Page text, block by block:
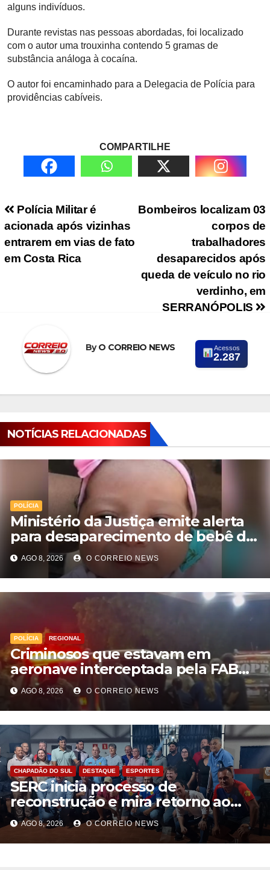
alguns indivíduos.
Durante revistas nas pessoas abordadas, foi localizado
com o autor uma trouxinha contendo 5 gramas de
substância análoga à cocaína.
O autor foi encaminhado para a Delegacia de Polícia para
providências cabíveis.
COMPARTILHE
Navegação de PostBombeiros localizam 03
corpos de
trabalhadores
desaparecidos após
queda de veículo no rio
verdinho, em
SERRANÓPOLIS
Polícia Militar é
acionada após vizinhas
entrarem em vias de fato
em Costa Rica
ByO CORREIO NEWS Acessos
2.287
NOTÍCIAS RELACIONADAS
POLÍCIA
Ministério da Justiça emite alerta
para desaparecimento de bebê de
28 dias em MS; polícia apura
suposto sequestro
AGO 8, 2026 O CORREIO NEWS
POLÍCIA REGIONAL
Criminosos que estavam em
aeronave interceptada pela FAB
em MS morrem durante confronto
com o Bope
AGO 8, 2026 O CORREIO NEWS
CHAPADÃO DO SUL DESTAQUE ESPORTES
SERC inicia processo de
reconstrução e mira retorno ao
futebol profissional em Chapadão
do Sul
AGO 8, 2026 O CORREIO NEWS